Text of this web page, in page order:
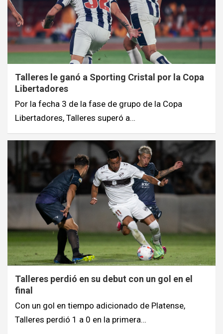
Talleres le ganó a Sporting Cristal por la Copa
Libertadores
Por la fecha 3 de la fase de grupo de la Copa
Libertadores, Talleres superó a…
Talleres perdió en su debut con un gol en el
final
Con un gol en tiempo adicionado de Platense,
Talleres perdió 1 a 0 en la primera…